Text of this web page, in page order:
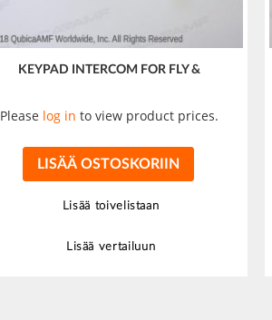
KEYPAD INTERCOM FOR FLY &
Please log in to view product prices.
LISÄÄ OSTOSKORIIN
Lisää toivelistaan
Lisää vertailuun